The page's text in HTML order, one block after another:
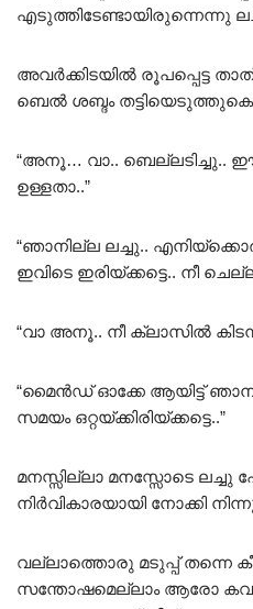
എടുത്തിടേണ്ടായിരുന്നെന്നു
അവർക്കിടയിൽ രൂപപ്പെട്ട
ബെൽ ശബ്ദം
“അനൂ… വാ.. ബെല്ലടിച്ചു..
ഉള്ളതാ..”
“ഞാനില്ല ലച്ചു..
ഇവിടെ ഇരിയ്ക്കട്ടെ.. നീ
“വാ അനൂ.. നീ ക്ലാസിൽ
“മൈൻഡ് ഓക്കേ ആയിട്ട്
സമയം ഒറ്റയ്ക്കിരിയ്ക്കട്ടെ..”
മനസ്സില്ലാ മനസ്സോടെ
നിർവികാരയായി നോക്കി
വല്ലാത്തൊരു മടുപ്പ് തന്നെ
സന്തോഷമെല്ലാം ആരോ